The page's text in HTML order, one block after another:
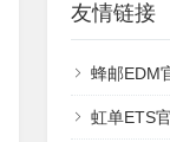
友情链接
蜂邮EDM
虹单ETS